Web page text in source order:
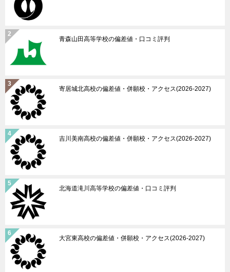
青森山田高等学校の偏差値・口コミ評判
寄居城北高校の偏差値・併願校・アクセス(2026-2027)
吉川美南高校の偏差値・併願校・アクセス(2026-2027)
北海道滝川高等学校の偏差値・口コミ評判
大宮東高校の偏差値・併願校・アクセス(2026-2027)